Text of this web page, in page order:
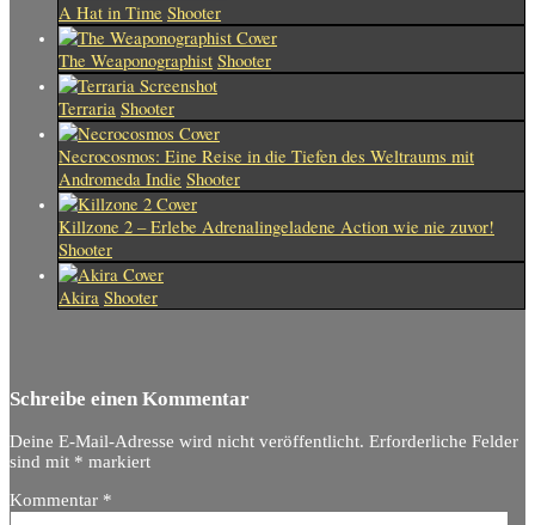
A Hat in Time Shooter
The Weaponographist Shooter
Terraria Shooter
Necrocosmos: Eine Reise in die Tiefen des Weltraums mit
Andromeda Indie Shooter
Killzone 2 – Erlebe Adrenalingeladene Action wie nie zuvor!
Shooter
Akira Shooter
Schreibe einen Kommentar
Deine E-Mail-Adresse wird nicht veröffentlicht. Erforderliche Felder
sind mit * markiert
Kommentar *